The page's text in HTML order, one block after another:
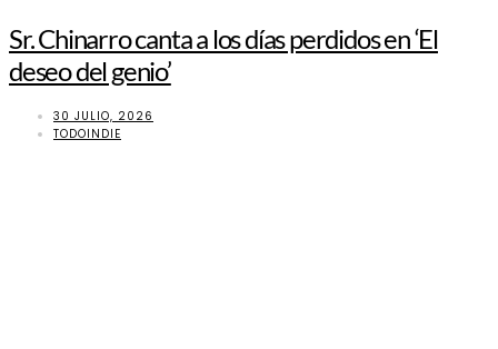
Sr. Chinarro canta a los días perdidos en ‘El
deseo del genio’
30 JULIO, 2026
TODOINDIE